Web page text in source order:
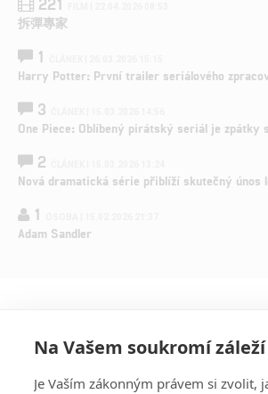
拆彈專家
1
Harry Potter: První trailer seriálového
3
One Piece: Oblíbený pirátský seriál je zpátky
2
Nová dramatická série přiblíží skutečný únos
1
Adam Sandler
Na Vašem soukromí záleží
Je Vaším zákonným právem si zvolit,